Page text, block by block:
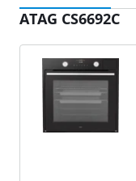
ATAG CS6692C
Beoordeling is 8,8 van de